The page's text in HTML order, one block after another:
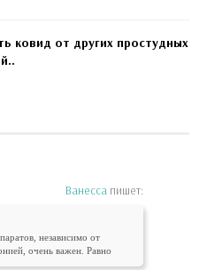
ковид от других простудных
Ванесса пишет:
независимо от
очень важен. Равно